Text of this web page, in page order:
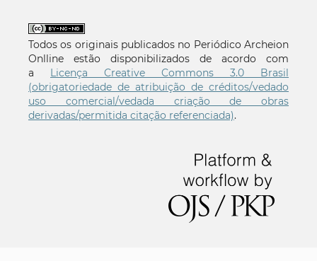
Todos os originais publicados no Periódico Archeion
Onlline estão disponibilizados de acordo com
a Licença Creative Commons 3.0 Brasil
(obrigatoriedade de atribuição de créditos/vedado
uso comercial/vedada criação de obras
derivadas/permitida citação referenciada).